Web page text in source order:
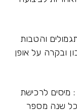
והטבות
ובקרה על אופן
בנושא : מיסים לרכישת
כל שנה מספר